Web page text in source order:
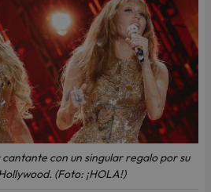
con un singular regalo por su
(Foto: ¡HOLA!)